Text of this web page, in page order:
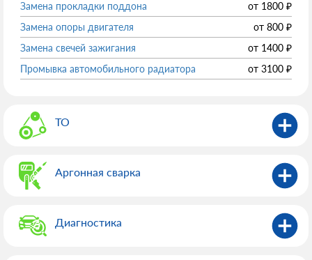
Замена прокладки поддона от 1800 ₽
Замена опоры двигателя
от 800 ₽
Замена свечей зажигания
от 1400 ₽
Промывка автомобильного радиатора
от 3100 ₽
ТО
Аргонная сварка
Диагностика